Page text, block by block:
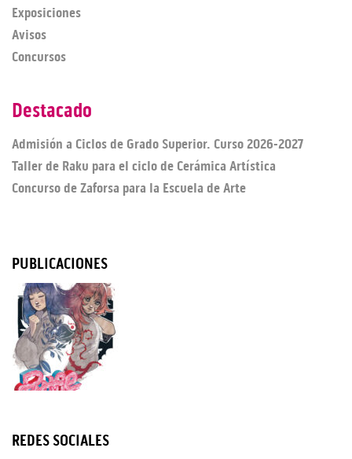
Exposiciones
Avisos
Concursos
Destacado
Admisión a Ciclos de Grado Superior. Curso 2026-2027
Taller de Raku para el ciclo de Cerámica Artística
Concurso de Zaforsa para la Escuela de Arte
PUBLICACIONES
REDES SOCIALES